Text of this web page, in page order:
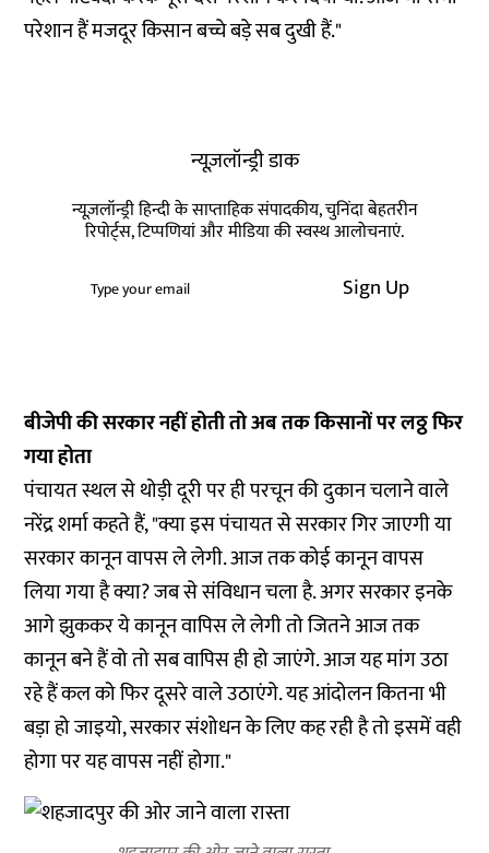
परेशान हैं मजदूर किसान बच्चे बड़े सब दुखी हैं."
न्यूज़लॉन्ड्री डाक
न्यूज़लॉन्ड्री हिन्दी के साप्ताहिक संपादकीय, चुनिंदा बेहतरीन
रिपोर्ट्स, टिप्पणियां और मीडिया की स्वस्थ आलोचनाएं.
Sign Up
बीजेपी की सरकार नहीं होती तो अब तक किसानों पर लठ्ठ फिर
गया होता
पंचायत स्थल से थोड़ी दूरी पर ही परचून की दुकान चलाने वाले
नरेंद्र शर्मा कहते हैं, "क्या इस पंचायत से सरकार गिर जाएगी या
सरकार कानून वापस ले लेगी. आज तक कोई कानून वापस
लिया गया है क्या? जब से संविधान चला है. अगर सरकार इनके
आगे झुककर ये कानून वापिस ले लेगी तो जितने आज तक
कानून बने हैं वो तो सब वापिस ही हो जाएंगे. आज यह मांग उठा
रहे हैं कल को फिर दूसरे वाले उठाएंगे. यह आंदोलन कितना भी
बड़ा हो जाइयो, सरकार संशोधन के लिए कह रही है तो इसमें वही
होगा पर यह वापस नहीं होगा."